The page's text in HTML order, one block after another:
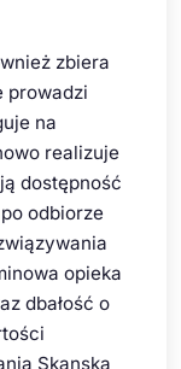
zbiera
prowadzi
na
realizuje
dostępność
odbiorze
opieka
dbałość o
Skanska